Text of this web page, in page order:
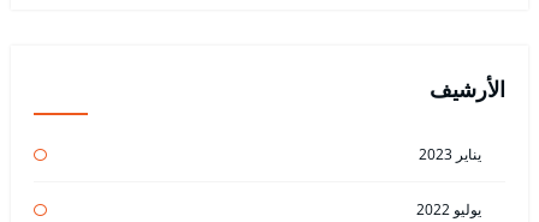
الأرشيف
يناير 2023
يوليو 2022